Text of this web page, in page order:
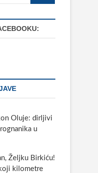
Oluje: dirljivi
u
Željku Birkiću!
kilometre